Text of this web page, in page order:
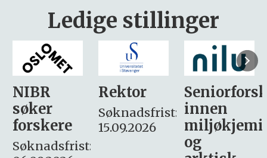
Ledige stillinger
Rektor
Søknadsfrist:
15.09.2026
Seniorforsker
innen
miljøkjemi
søker
– fast